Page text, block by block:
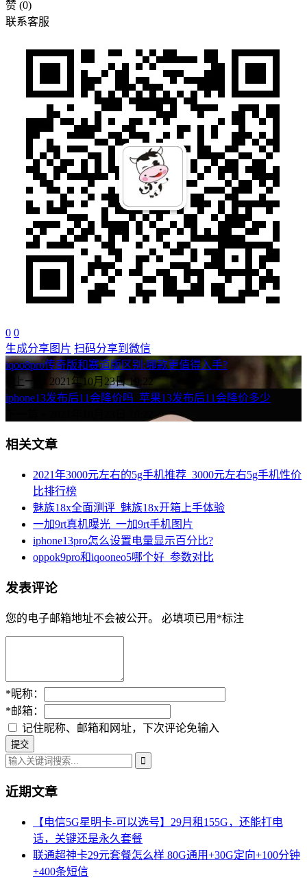
赞 (0)
联系客服
0 0
生成分享图片 扫码分享到微信
iqoo8pro传奇版和赛道版区别:哪款更值得入手?
« 上一篇
2021年10月23日 19:22
iphone13发布后11会降价吗_苹果13发布后11会降价多少
相关文章
2021年3000元左右的5g手机推荐_3000元左右5g手机性价
比排行榜
魅族18x全面测评_魅族18x开箱上手体验
一加9rt真机曝光_一加9rt手机图片
iphone13pro怎么设置电量显示百分比?
oppok9pro和iqooneo5哪个好_参数对比
发表评论
您的电子邮箱地址不会被公开。 必填项已用 *标注
*昵称：
*邮箱：
记住昵称、邮箱和网址，下次评论免输入
近期文章
【电信5G星明卡-可以选号】29月租155G，还能打电
话，关键还是永久套餐
联通超神卡29元套餐怎么样 80G通用+30G定向+100分钟
+400条短信